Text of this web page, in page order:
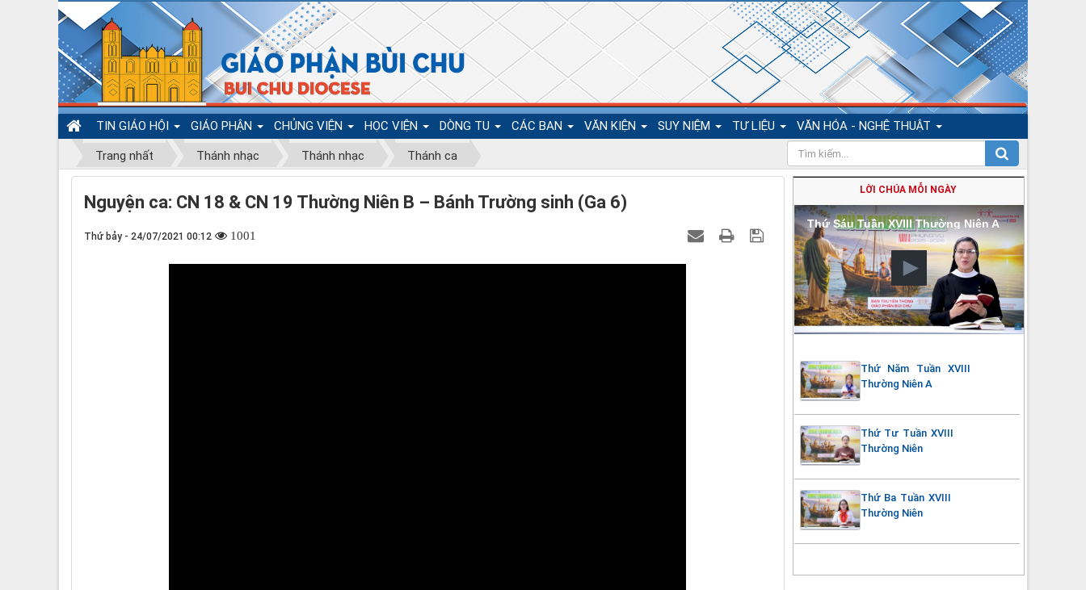
TIN GIÁO HỘI GIÁO PHẬN CHỦNG VIỆN HỌC VIỆN DÒNG TU CÁC BAN VĂN KIỆN SUY NIỆM TƯ LIỆU VĂN HÓA - NGHỆ THUẬT
Trang nhất Thánh nhạc Thánh nhạc Thánh ca
Nguyện ca: CN 18 & CN 19 Thường Niên B – Bánh Trường sinh (Ga 6)
Thứ bảy - 24/07/2021 00:12 1001
LỜI CHÚA MỖI NGÀY
Thứ Sáu Tuần XVIII Thường Niên A
Thứ Năm Tuần XVIII
Thường Niên A
Thứ Tư Tuần XVIII
Thường Niên
Thứ Ba Tuần XVIII
Thường Niên